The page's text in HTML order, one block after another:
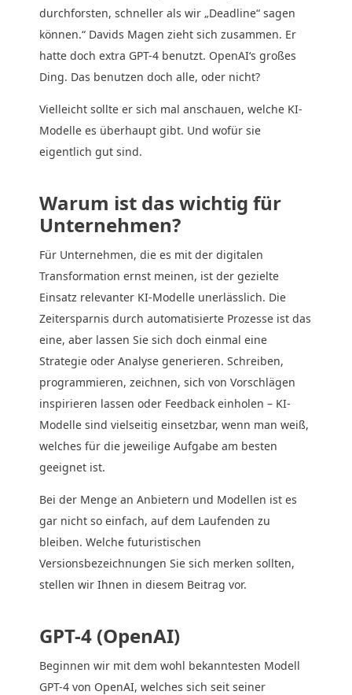
durchforsten, schneller als wir „Deadline“ sagen
können.“ Davids Magen zieht sich zusammen. Er
hatte doch extra GPT-4 benutzt. OpenAI‘s großes
Ding. Das benutzen doch alle, oder nicht?
Vielleicht sollte er sich mal anschauen, welche KI-
Modelle es überhaupt gibt. Und wofür sie
eigentlich gut sind.
Warum ist das wichtig für
Unternehmen?
Für Unternehmen, die es mit der digitalen
Transformation ernst meinen, ist der gezielte
Einsatz relevanter KI-Modelle unerlässlich. Die
Zeitersparnis durch automatisierte Prozesse ist das
eine, aber lassen Sie sich doch einmal eine
Strategie oder Analyse generieren. Schreiben,
programmieren, zeichnen, sich von Vorschlägen
inspirieren lassen oder Feedback einholen – KI-
Modelle sind vielseitig einsetzbar, wenn man weiß,
welches für die jeweilige Aufgabe am besten
geeignet ist.
Bei der Menge an Anbietern und Modellen ist es
gar nicht so einfach, auf dem Laufenden zu
bleiben. Welche futuristischen
Versionsbezeichnungen Sie sich merken sollten,
stellen wir Ihnen in diesem Beitrag vor.
GPT-4 (OpenAI)
Beginnen wir mit dem wohl bekanntesten Modell
GPT-4 von OpenAI, welches sich seit seiner